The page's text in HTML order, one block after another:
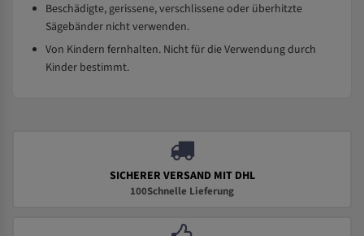
Beschädigte, gerissene, verschlissene oder überhitzte
Sägebänder nicht verwenden.
Von Kindern fernhalten. Nicht für die Verwendung durch
Kinder bestimmt.
SICHERER VERSAND MIT DHL
100Schnelle Lieferung